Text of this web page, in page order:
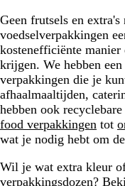
Geen frutsels en
voedselverpakkingen
kostenefficiënte
krijgen. We hebben
verpakkingen die je
afhaalmaaltijden,
hebben ook
food verpakkingen tot
wat je nodig hebt om
Wil je wat extra kleur
verpakkingsdozen?